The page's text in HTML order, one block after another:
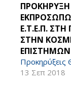
Ε.Τ.Ε.Π. ΣΤΗ
ΣΤΗΝ
ΕΠΙΣΤΗΜΩΝ
Προκηρύξεις
13 Σεπ 2018